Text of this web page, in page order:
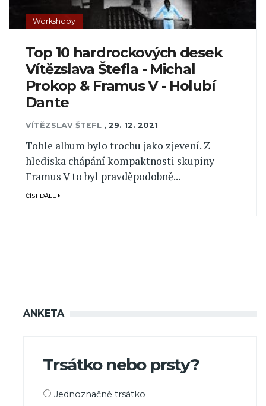
Workshopy
Top 10 hardrockových desek
Vítězslava Štefla - Michal
Prokop & Framus V - Holubí
Dante
VÍTĚZSLAV ŠTEFL , 29. 12. 2021
Tohle album bylo trochu jako zjevení. Z
hlediska chápání kompaktnosti skupiny
Framus V to byl pravděpodobně...
ČÍST DÁLE
ANKETA
Trsátko nebo prsty?
Možnosti
Jednoznačně trsátko